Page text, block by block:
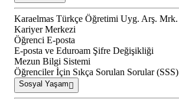
Karaelmas Türkçe Öğretimi Uyg. Arş. Mrk.
Kariyer Merkezi
Öğrenci E-posta
E-posta ve Eduroam Şifre Değişikliği
Mezun Bilgi Sistemi
Öğrenciler İçin Sıkça Sorulan Sorular (SSS)
Sosyal Yaşam